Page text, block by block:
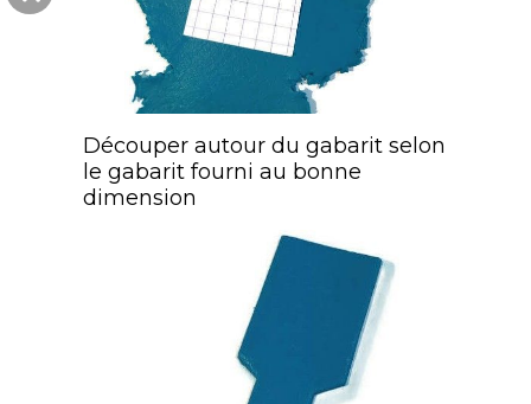
Découper autour du gabarit selon
le gabarit fourni au bonne
dimension